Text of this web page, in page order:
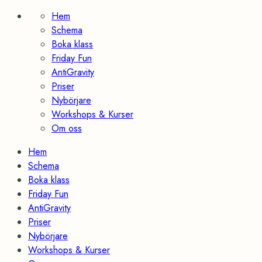
Skip
Hem
Schema
Boka klass
Friday Fun
AntiGravity
Priser
Nybörjare
Workshops & Kurser
Om oss
Hem
Schema
Boka klass
Friday Fun
AntiGravity
Priser
Nybörjare
Workshops & Kurser